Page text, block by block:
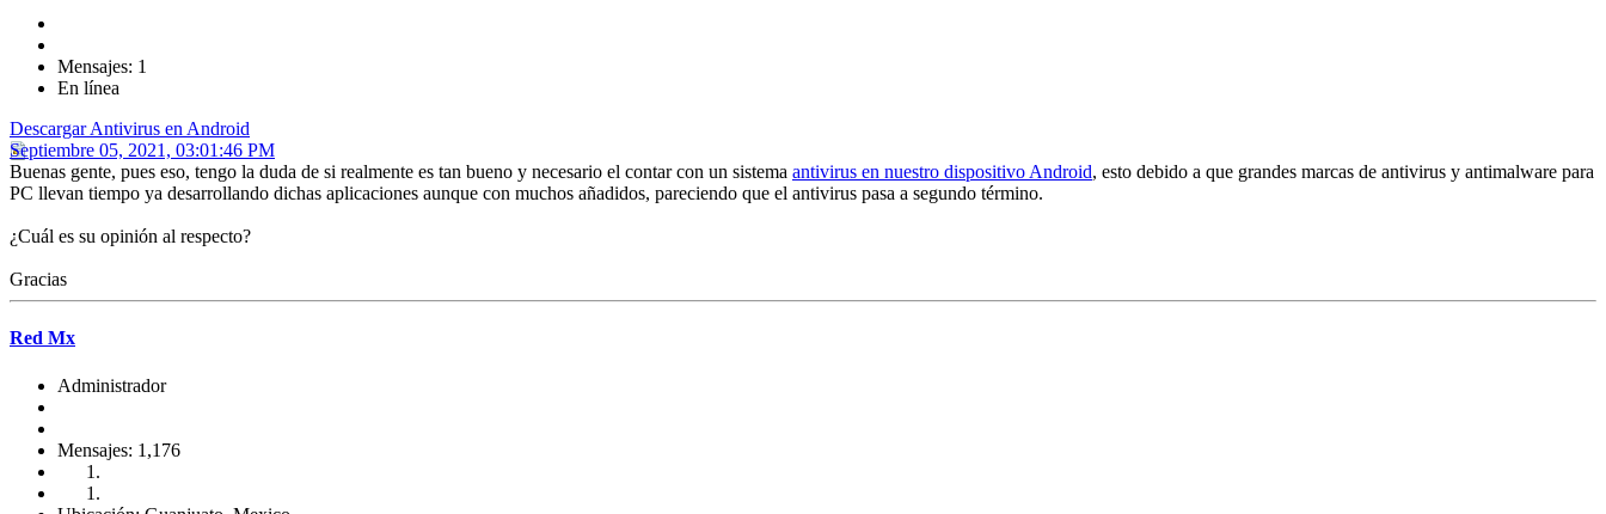
Mensajes: 1
En línea
Descargar Antivirus en Android
Septiembre 05, 2021, 03:01:46 PM
Buenas gente, pues eso, tengo la duda de si realmente es tan bueno y necesario el contar con un sistema antivirus en nuestro dispositivo Android, esto debido a que grandes marcas de antivirus y antimalware para
PC llevan tiempo ya desarrollando dichas aplicaciones aunque con muchos añadidos, pareciendo que el antivirus pasa a segundo término.
¿Cuál es su opinión al respecto?
Gracias
Red Mx
Administrador
Mensajes: 1,176